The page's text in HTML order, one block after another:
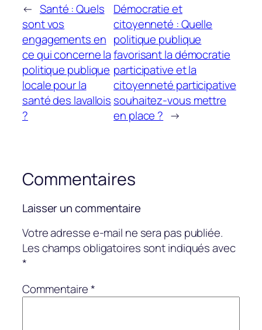
← Santé : Quels
sont vos
engagements en
ce qui concerne la
politique publique
locale pour la
santé des lavallois
?
Démocratie et
citoyenneté : Quelle
politique publique
favorisant la démocratie
participative et la
citoyenneté participative
souhaitez-vous mettre
en place ? →
Commentaires
Laisser un commentaire
Votre adresse e-mail ne sera pas publiée.
Les champs obligatoires sont indiqués avec
*
Commentaire*